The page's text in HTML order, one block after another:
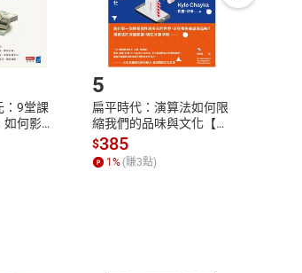
後看書
：9堂課
何影響
的投資
5
扁平時代：演算法如何限
縮我們的品味與文化【電
子書】
$385
1% (賺3點)